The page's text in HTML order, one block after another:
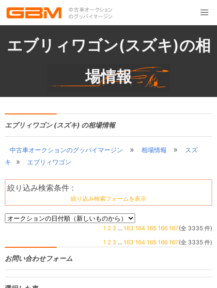
エブリィワゴン(スズキ)の相
場情報
エブリィワゴン (スズキ) の相場情報
中古車オークションのグッバイマージン » 相場情報 »
スズ
キ
» エブリィワゴン
絞り込み検索条件 :
絞り込み検索フォームを表示
1 2 3 ... 163 164 165 166 167(全 3335 件)
1 2 3 ... 163 164 165 166 167(全 3335 件)
お問い合わせフォーム